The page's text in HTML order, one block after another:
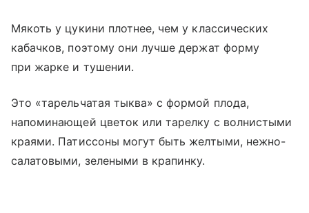
Мякоть у цукини плотнее, чем у классических
кабачков, поэтому они лучше держат форму
при жарке и тушении.
Это «тарельчатая тыква» с формой плода,
напоминающей цветок или тарелку с волнистыми
краями. Патиссоны могут быть желтыми, нежно-
салатовыми, зелеными в крапинку.